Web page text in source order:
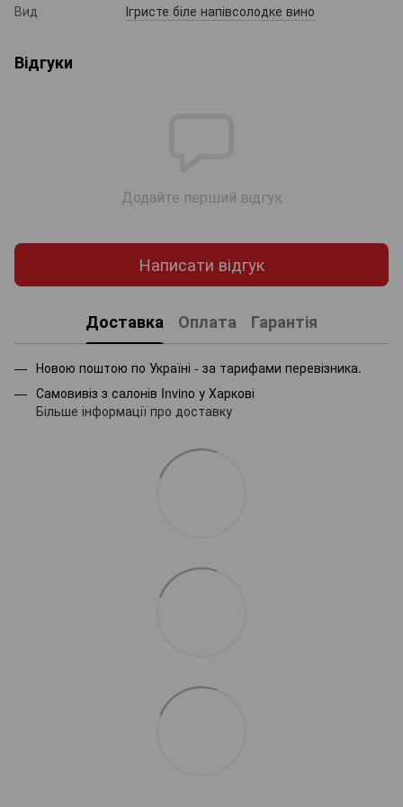
Вид
Ігристе біле напівсолодке вино
Відгуки
Додайте перший відгук
Написати відгук
Доставка Оплата Гарантія
Новою поштою по Україні - за тарифами перевізника.
Самовивіз з салонів Invino у Харкові
Більше інформації про доставку